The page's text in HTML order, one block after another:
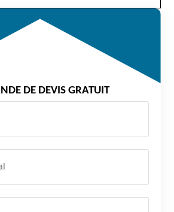
DE DEVIS GRATUIT